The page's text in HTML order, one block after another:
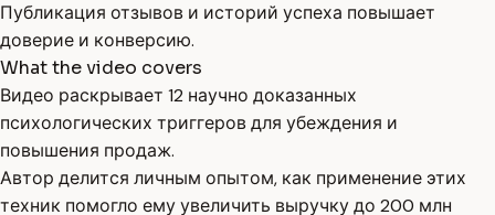
Публикация отзывов и историй успеха повышает
доверие и конверсию.
What the video covers
Видео раскрывает 12 научно доказанных
психологических триггеров для убеждения и
повышения продаж.
Автор делится личным опытом, как применение этих
техник помогло ему увеличить выручку до 200 млн